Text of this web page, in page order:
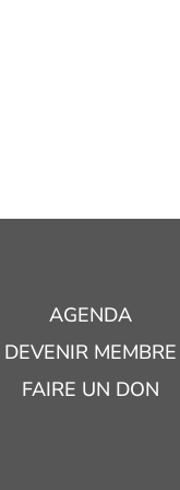
AGENDA
DEVENIR MEMBRE
FAIRE UN DON